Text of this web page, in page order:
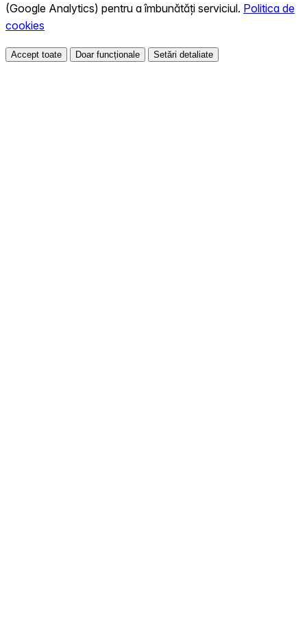
(Google Analytics) pentru a îmbunătăți serviciul. Politica de
cookies
Accept toate Doar funcționale Setări detaliate